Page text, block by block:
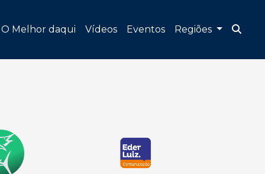
O Melhor daqui Vídeos Eventos Regiões